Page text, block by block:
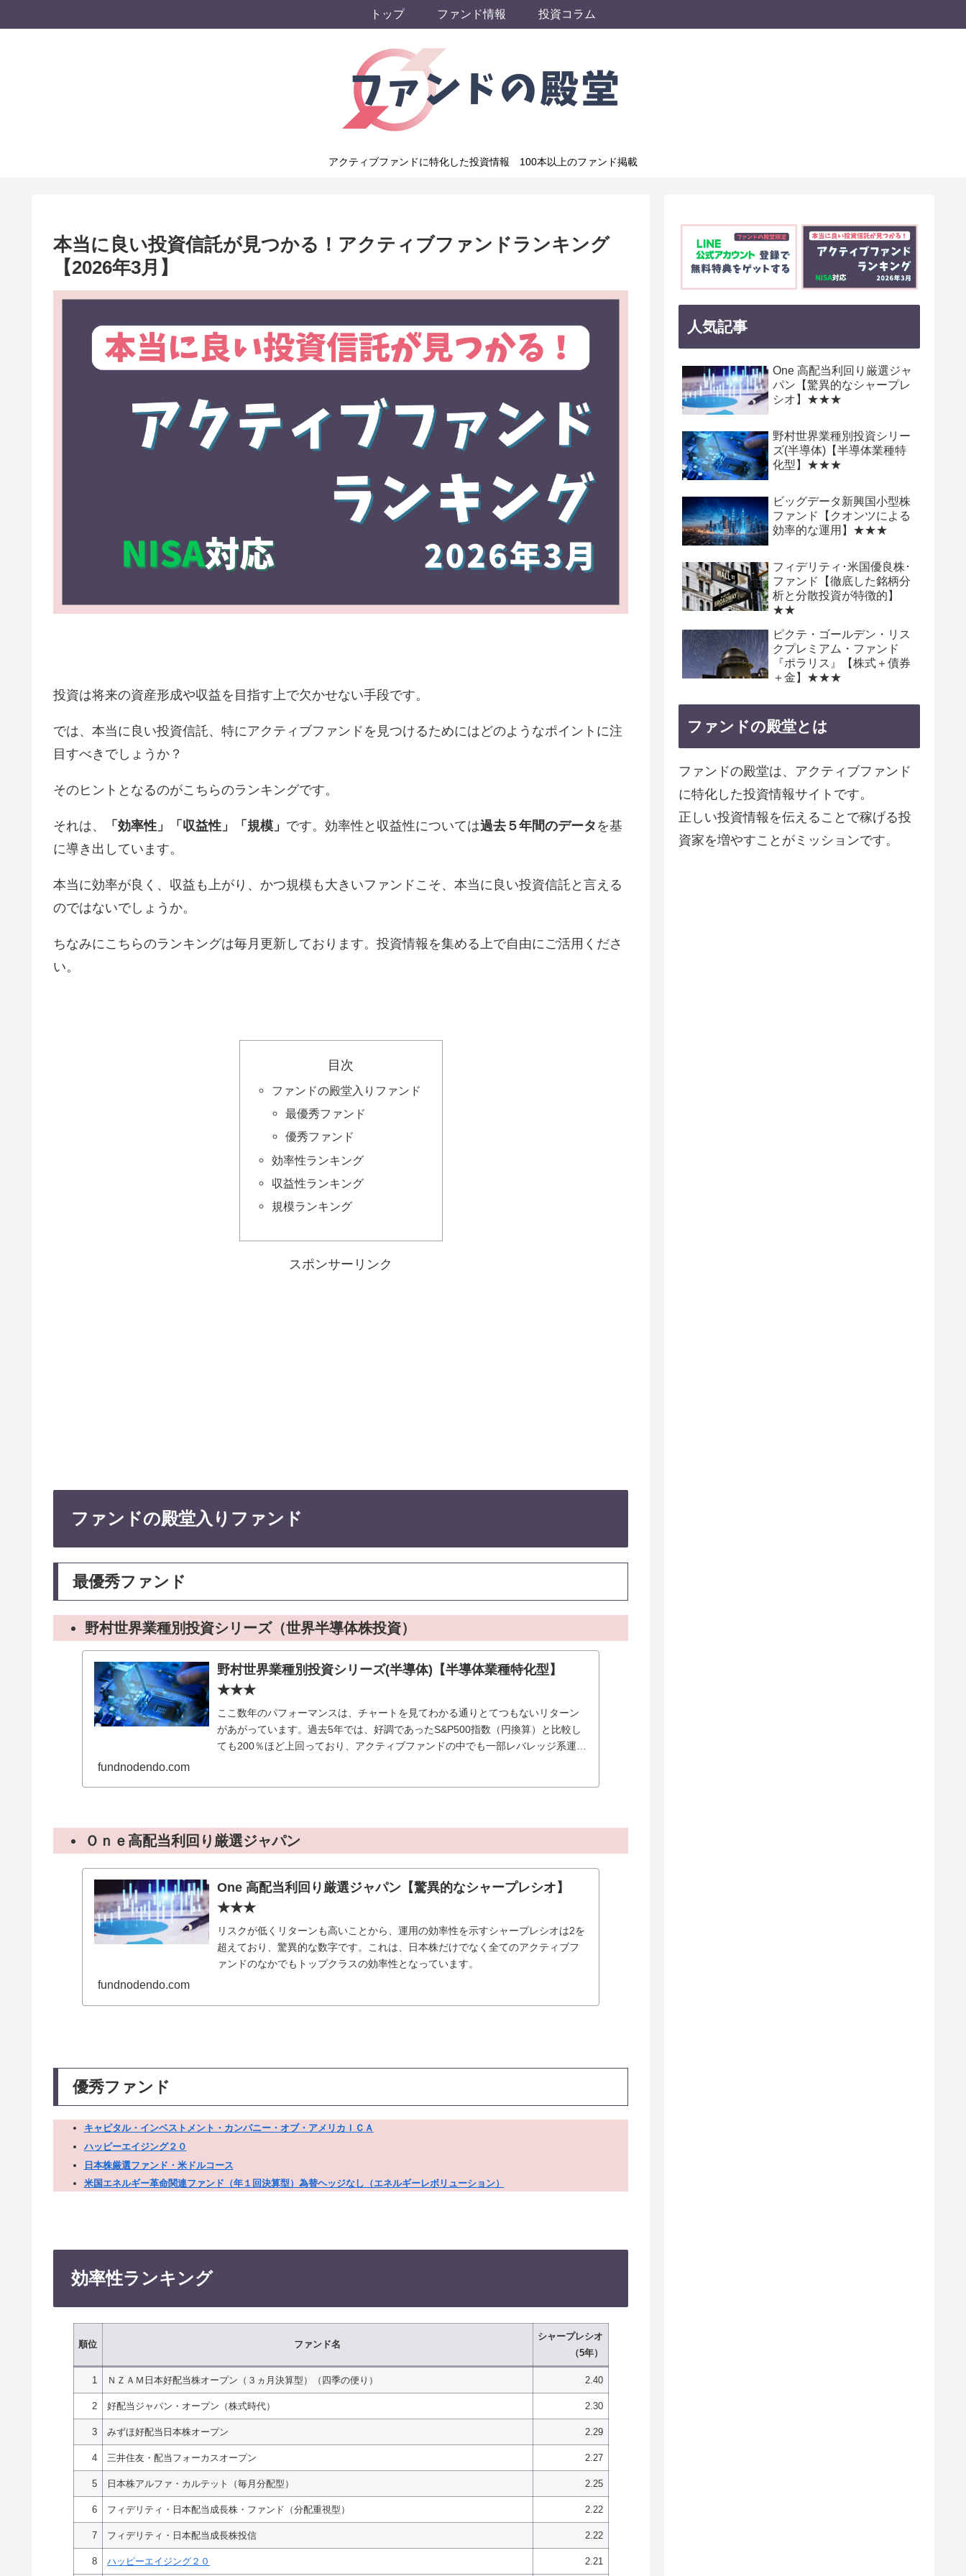
アクティブファンドに特化した投資情報 100本以上のファンド掲載
トップ ファンド情報 投資コラム
本当に良い投資信託が見つかる！アクティブファンドランキング
【2026年3月】
投資は将来の資産形成や収益を目指す上で欠かせない手段です。
では、本当に良い投資信託、特にアクティブファンドを見つけるためにはどのようなポイントに注
目すべきでしょうか？
そのヒントとなるのがこちらのランキングです。
それは、 「効率性」「収益性」「規模」 です。効率性と収益性については過去５年間のデータ を基
に導き出しています。
本当に効率が良く、収益も上がり、かつ規模も大きいファンドこそ、本当に良い投資信託と言える
のではないでしょうか。
ちなみにこちらのランキングは毎月更新しております。投資情報を集める上で自由にご活用くださ
い。
目次
ファンドの殿堂入りファンド
最優秀ファンド
優秀ファンド
効率性ランキング
収益性ランキング
規模ランキング
スポンサーリンク
ファンドの殿堂入りファンド
最優秀ファンド
野村世界業種別投資シリーズ（世界半導体株投資）
野村世界業種別投資シリーズ(半導体)【半導体業種特化型】
★★★
ここ数年のパフォーマンスは、チャートを見てわかる通りとてつもないリターン
があがっています。過去5年では、好調であったS&P500指数（円換算）と比較し
ても200％ほど上回っており、アクティブファンドの中でも一部レバレッジ系運用
fundnodendo.com
Ｏｎｅ高配当利回り厳選ジャパン
One 高配当利回り厳選ジャパン【驚異的なシャープレシオ】
★★★
リスクが低くリターンも高いことから、運用の効率性を示すシャープレシオは2を
超えており、驚異的な数字です。これは、日本株だけでなく全てのアクティブフ
ァンドのなかでもトップクラスの効率性となっています。
fundnodendo.com
優秀ファンド
キャピタル・インベストメント・カンパニー・オブ・アメリカＩＣＡ
ハッピーエイジング２０
日本株厳選ファンド・米ドルコース
米国エネルギー革命関連ファンド（年１回決算型）為替ヘッジなし（エネルギーレボリューション）
効率性ランキング
順位 ファンド名
シャープレシオ
（5年）
1 ＮＺＡＭ日本好配当株オープン（３ヵ月決算型）（四季の便り） 2.40
2 好配当ジャパン・オープン（株式時代） 2.30
3 みずほ好配当日本株オープン 2.29
4 三井住友・配当フォーカスオープン 2.27
5 日本株アルファ・カルテット（毎月分配型） 2.25
6 フィデリティ・日本配当成長株・ファンド（分配重視型） 2.22
7 フィデリティ・日本配当成長株投信 2.22
8 ハッピーエイジング２０ 2.21
人気記事
One 高配当利回り厳選ジャ
パン【驚異的なシャープレ
シオ】★★★
野村世界業種別投資シリー
ズ(半導体)【半導体業種特
化型】★★★
ビッグデータ新興国小型株
ファンド【クオンツによる
効率的な運用】★★★
フィデリティ･米国優良株･
ファンド【徹底した銘柄分
析と分散投資が特徴的】
★★
ピクテ・ゴールデン・リス
クプレミアム・ファンド
『ポラリス』【株式＋債券
＋金】★★★
ファンドの殿堂とは
ファンドの殿堂は、アクティブファンド
に特化した投資情報サイトです。
正しい投資情報を伝えることで稼げる投
資家を増やすことがミッションです。